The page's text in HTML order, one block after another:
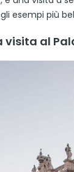
esempi più
al